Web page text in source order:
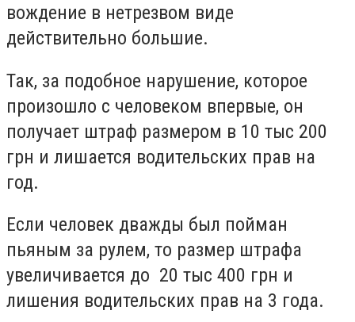
вождение в нетрезвом виде
действительно большие.
Так, за подобное нарушение, которое
произошло с человеком впервые, он
получает штраф размером в 10 тыс 200
грн и лишается водительских прав на
год.
Если человек дважды был пойман
пьяным за рулем, то размер штрафа
увеличивается до 20 тыс 400 грн и
лишения водительских прав на 3 года.